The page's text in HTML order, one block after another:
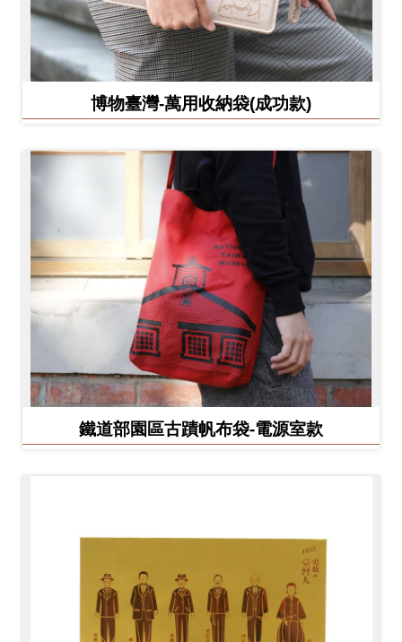
博物臺灣-萬用收納袋(成功款)
鐵道部園區古蹟帆布袋-電源室款